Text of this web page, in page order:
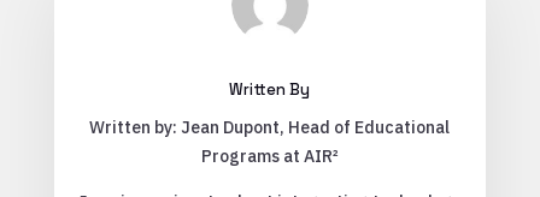
Written By
Written by: Jean Dupont, Head of Educational
Programs at AIR²